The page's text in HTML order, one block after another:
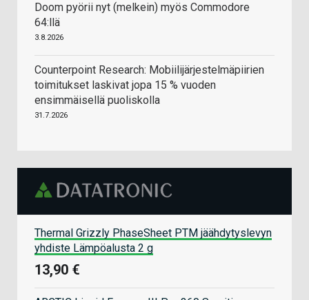
Doom pyörii nyt (melkein) myös Commodore
64:llä
3.8.2026
Counterpoint Research: Mobiilijärjestelmäpiirien
toimitukset laskivat jopa 15 % vuoden
ensimmäisellä puoliskolla
31.7.2026
Thermal Grizzly PhaseSheet PTM jäähdytyslevyn
yhdiste Lämpöalusta 2 g
13,90 €